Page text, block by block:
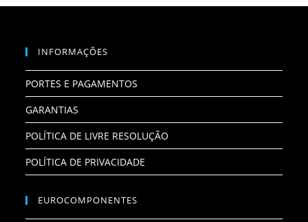
INFORMAÇÕES
PORTES E PAGAMENTOS
GARANTIAS
POLÍTICA DE LIVRE RESOLUÇÃO
POLÍTICA DE PRIVACIDADE
EUROCOMPONENTES